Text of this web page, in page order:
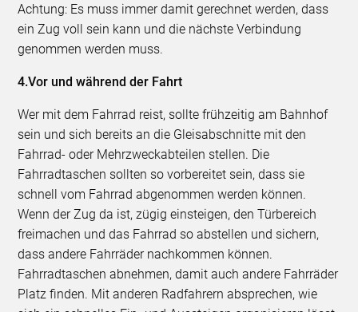
Achtung: Es muss immer damit gerechnet werden, dass
ein Zug voll sein kann und die nächste Verbindung
genommen werden muss.
4.Vor und während der Fahrt
Wer mit dem Fahrrad reist, sollte frühzeitig am Bahnhof
sein und sich bereits an die Gleisabschnitte mit den
Fahrrad- oder Mehrzweckabteilen stellen. Die
Fahrradtaschen sollten so vorbereitet sein, dass sie
schnell vom Fahrrad abgenommen werden können.
Wenn der Zug da ist, zügig einsteigen, den Türbereich
freimachen und das Fahrrad so abstellen und sichern,
dass andere Fahrräder nachkommen können.
Fahrradtaschen abnehmen, damit auch andere Fahrräder
Platz finden. Mit anderen Radfahrern absprechen, wie